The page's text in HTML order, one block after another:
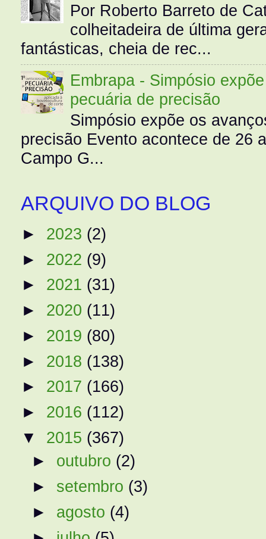
Por Roberto Barreto de
colheitadeira de última
fantásticas, cheia de rec...
Embrapa - Simpósio
pecuária de precisão
Simpósio expõe os
precisão Evento acontece de 26
Campo G...
ARQUIVO DO BLOG
► 2023 (2)
► 2022 (9)
► 2021 (31)
► 2020 (11)
► 2019 (80)
► 2018 (138)
► 2017 (166)
► 2016 (112)
▼ 2015 (367)
► outubro (2)
► setembro (3)
► agosto (4)